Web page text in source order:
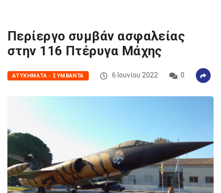
Περίεργο συμβάν ασφαλείας
στην 116 Πτέρυγα Μάχης
ΑΤΥΧΉΜΑΤΑ - ΣΥΜΒΆΝΤΑ 6 Ιουνίου 2022 0